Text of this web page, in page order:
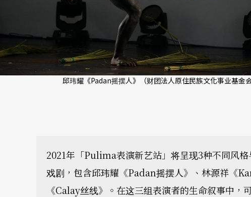
邱玮耀《Padan摇摆人》（财团法人原住民族文化事业基金会
2021年「Pulima表演新艺站」将呈现3种不同风
戏剧，包含邱玮耀《Padan摇摆人》、林源祥《
《Calay丝线》。在这三组表演者的生命叙事中，